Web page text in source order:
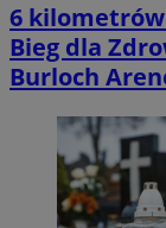
6
Bieg dla
Burloch